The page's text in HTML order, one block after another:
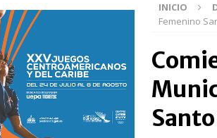
[ 06/08/2026 ] Becas internacionales benefician a
extranjero
[ 05/08/2026 ] Meta RD 2036 reúne a Gobierno,
nacional
NACIONALES
[ 05/08/2026 ]
Lactancia materna fortalece la
[ 05/08/2026 ]
TRAE incorpora 29 autobuses
INICIO
Femenino